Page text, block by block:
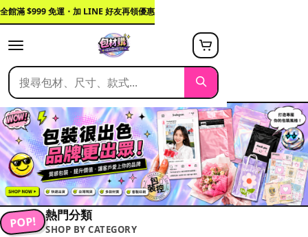
全館滿 $999 免運・加 LINE 好友再領優惠
POP! 熱門分類
SHOP BY CATEGORY